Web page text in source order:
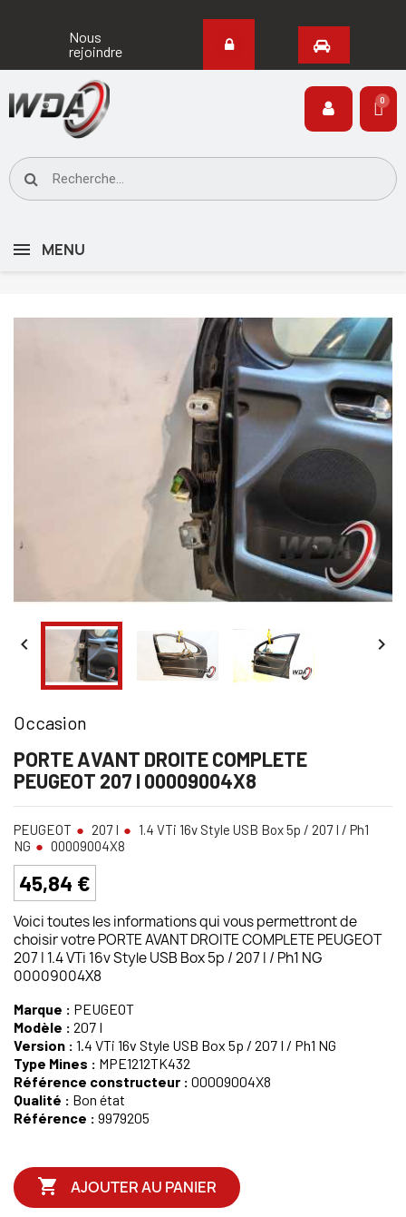
Nous
rejoindre
MENU
 
Occasion
PORTE AVANT DROITE COMPLETE
PEUGEOT 207 I 00009004X8
PEUGEOT 207 I
1.4 VTi 16v Style USB Box 5p / 207 I / Ph1
NG
00009004X8
45,84 €
Voici toutes les informations qui vous permettront de
choisir votre PORTE AVANT DROITE COMPLETE PEUGEOT
207 I 1.4 VTi 16v Style USB Box 5p / 207 I / Ph1 NG
00009004X8
Marque : PEUGEOT
Modèle : 207 I
Version : 1.4 VTi 16v Style USB Box 5p / 207 I / Ph1 NG
Type Mines : MPE1212TK432
Référence constructeur : 00009004X8
Qualité : Bon état
Référence : 9979205
 AJOUTER AU PANIER